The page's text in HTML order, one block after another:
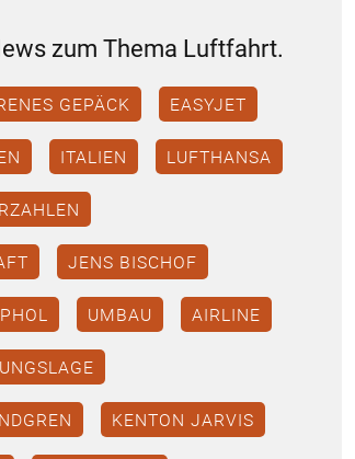
zum Thema Luftfahrt.
GEPÄCK EASYJET
ITALIEN LUFTHANSA
JENS BISCHOF
UMBAU AIRLINE
KENTON JARVIS